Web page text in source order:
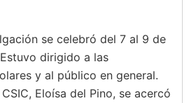
se celebró del 7 al 9 de
dirigido a las
y al público en general.
Eloísa del Pino, se acercó